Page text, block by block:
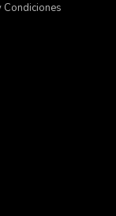
Condiciones